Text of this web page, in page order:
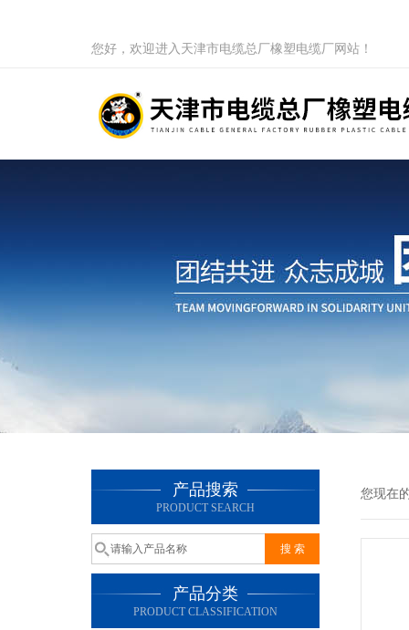
您好，欢迎进入天津市电缆总厂橡塑电缆厂网站！
产品搜索
PRODUCT SEARCH
产品分类
PRODUCT CLASSIFICATION
您现在